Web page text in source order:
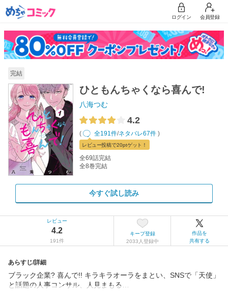
ログイン 会員登録
完結
ひともんちゃくなら喜んで!
八海つむ
4.2
( 全191件/ネタバレ67件 )
レビュー投稿で20ptゲット！
全69話完結
全8巻完結
今すぐ試し読み
レビュー
4.2
191件
キープ登録
2033人登録中
作品を
共有する
あらすじ/詳細
ブラック企業? 喜んで!! キラキラオーラをまとい、SNSで「天使」
と話題の人事コンサル、人見まもる…